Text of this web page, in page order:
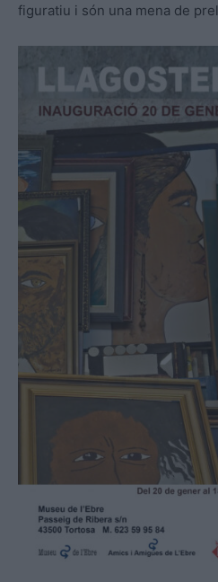
figuratiu i són una mena de